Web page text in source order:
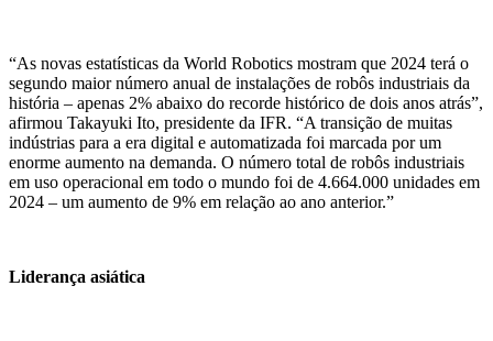
“As novas estatísticas da World Robotics mostram que 2024 terá o
segundo maior número anual de instalações de robôs industriais da
história – apenas 2% abaixo do recorde histórico de dois anos atrás”,
afirmou Takayuki Ito, presidente da IFR. “A transição de muitas
indústrias para a era digital e automatizada foi marcada por um
enorme aumento na demanda. O número total de robôs industriais
em uso operacional em todo o mundo foi de 4.664.000 unidades em
2024 – um aumento de 9% em relação ao ano anterior.”
Liderança asiática